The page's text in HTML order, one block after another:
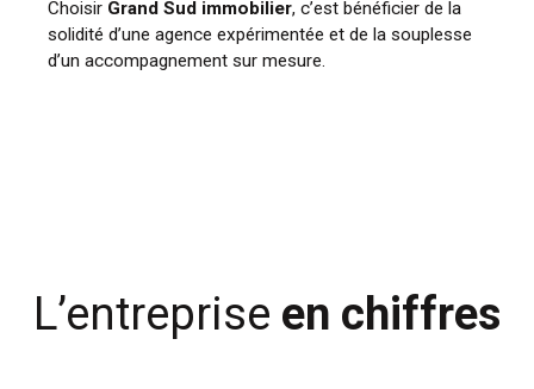
Choisir Grand Sud immobilier, c’est bénéficier de la
solidité d’une agence expérimentée et de la souplesse
d’un accompagnement sur mesure.
L’entreprise en chiffres